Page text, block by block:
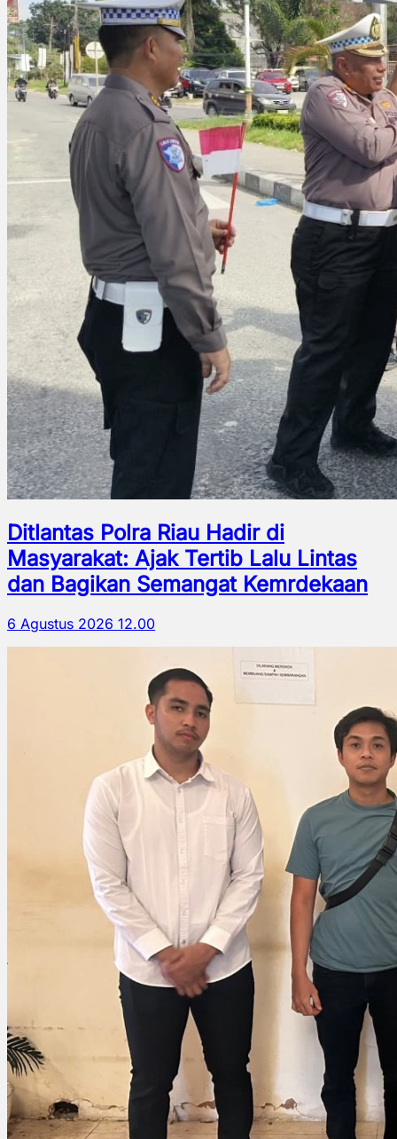
Ditlantas Polra Riau Hadir di
Masyarakat: Ajak Tertib Lalu Lintas
dan Bagikan Semangat Kemrdekaan
6 Agustus 2026 12.00